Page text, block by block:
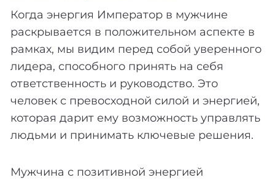
Когда энергия Император в мужчине
раскрывается в положительном аспекте в
рамках, мы видим перед собой уверенного
лидера, способного принять на себя
ответственность и руководство. Это
человек с превосходной силой и энергией,
которая дарит ему возможность управлять
людьми и принимать ключевые решения.
Мужчина с позитивной энергией